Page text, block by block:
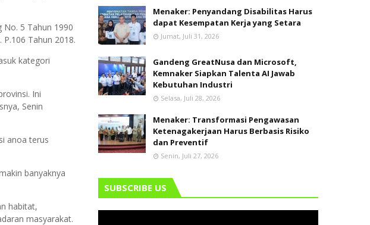
No. 5 Tahun 1990
Tahun 2018.
kategori
Ini
Senin
anoa terus
banyaknya
habitat,
masyarakat.
Menaker: Penyandang Disabilitas Harus
dapat Kesempatan Kerja yang Setara
Jumat, Juli 31, 2026
Gandeng GreatNusa dan Microsoft,
Kemnaker Siapkan Talenta AI Jawab
Kebutuhan Industri
Selasa, Juli 28, 2026
Menaker: Transformasi Pengawasan
Ketenagakerjaan Harus Berbasis Risiko
dan Preventif
Senin, Juli 27, 2026
SUBSCRIBE US